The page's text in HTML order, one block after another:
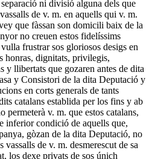
ni divisió alguna dels que
de v. m. en aquells qui v. m.
que fàssan son domicili baix de la
no creuen estos fidelíssims
frustrar sos gloriosos desigs en
honras, dignitats, privilegis,
y llibertats que gozaren antes de dita
y Consistori de la dita Deputació y
en corts generals de tants
catalans establida per los fins y ab
permeterà v. m. que estos catalans,
inferior condició de aquells que,
gòzan de la dita Deputació, no
vassalls de v. m. desmerescut de sa
los dexe privats de sos únich